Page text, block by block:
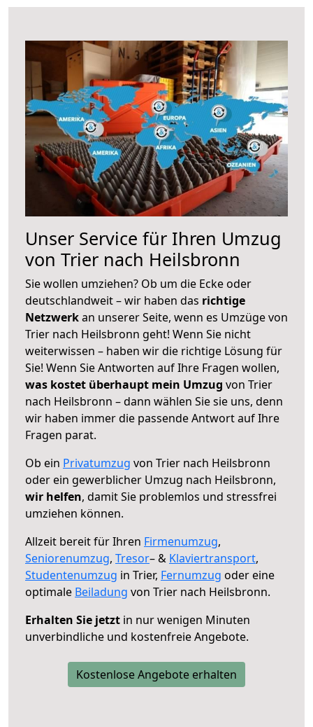
Unser Service für Ihren Umzug
von Trier nach Heilsbronn
Sie wollen umziehen? Ob um die Ecke oder
deutschlandweit – wir haben das richtige
Netzwerkan unserer Seite, wenn es Umzüge von
Trier nach Heilsbronn geht! Wenn Sie nicht
weiterwissen – haben wir die richtige Lösung für
Sie! Wenn Sie Antworten auf Ihre Fragen wollen,
was kostet überhaupt mein Umzug von Trier
nach Heilsbronn – dann wählen Sie sie uns, denn
wir haben immer die passende Antwort auf Ihre
Fragen parat.
Ob ein Privatumzug von Trier nach Heilsbronn
oder ein gewerblicher Umzug nach Heilsbronn,
wir helfen, damit Sie problemlos und stressfrei
umziehen können.
Allzeit bereit für Ihren Firmenumzug,
Seniorenumzug, Tresor– & Klaviertransport,
Studentenumzug in Trier, Fernumzug oder eine
optimale Beiladung von Trier nach Heilsbronn.
Erhalten Sie jetzt in nur wenigen Minuten
unverbindliche und kostenfreie Angebote.
Kostenlose Angebote erhalten